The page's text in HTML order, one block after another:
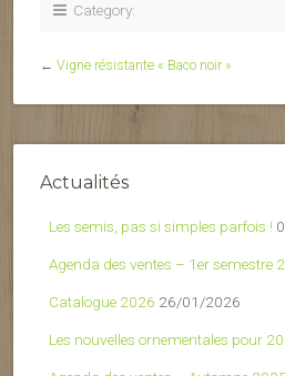
Category:
← Vigne résistante « Baco noir »
Actualités
Les semis, pas si simples parfois !
Agenda des ventes – 1er semestre
Catalogue 2026 26/01/2026
Les nouvelles ornementales pour